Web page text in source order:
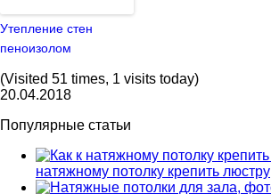
Утепление стен
пеноизолом
(Visited 51 times, 1 visits today)
20.04.2018
Популярные статьи
натяжному потолку крепить люстру